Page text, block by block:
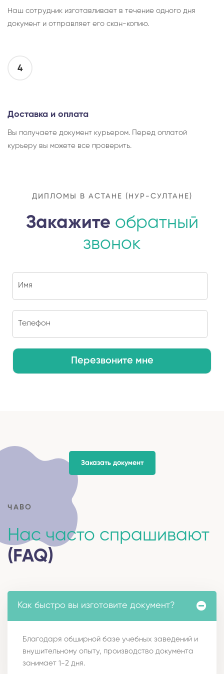
Наш сотрудник изготавливает в течение одного дня
документ и отправляет его скан-копию.
4
Доставка и оплата
Вы получаете документ курьером. Перед оплатой
курьеру вы можете все проверить.
ДИПЛОМЫ В АСТАНЕ (НУР-СУЛТАНЕ)
Закажите обратный
звонок
Перезвоните мне
Заказать документ
ЧАВО
Нас часто спрашивают
(FAQ)
Как быстро вы изготовите документ?
Благодаря обширной базе учебных заведений и
внушительному опыту, производство документа
занимает 1-2 дня.